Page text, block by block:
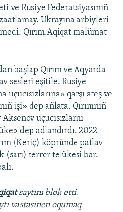
ve Rusiye Federatsiyasınıñ
Ukrayına arbiyleri
Qırım.Aqiqat malümat
başlap Qırım ve Aqyarda
sesleri eşitile. Rusiye
uçucısızlarına» qarşı ateş ve
işi» dep añlata. Qırımnıñ
uçucısızlarnı
dep adlandırdı. 2022
(Keriç) köpründe patlav
(sarı) terror telükesi bar.
saytını blok etti.
vastasınen oqumaq